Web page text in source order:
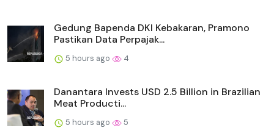
Gedung Bapenda DKI Kebakaran, Pramono
Pastikan Data Perpajak...
5 hours ago 4
Danantara Invests USD 2.5 Billion in Brazilian
Meat Producti...
5 hours ago 5